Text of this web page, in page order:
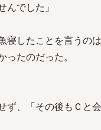
んでした」
寝したことを言うの
ったのだった。
ず、「その後もＣと